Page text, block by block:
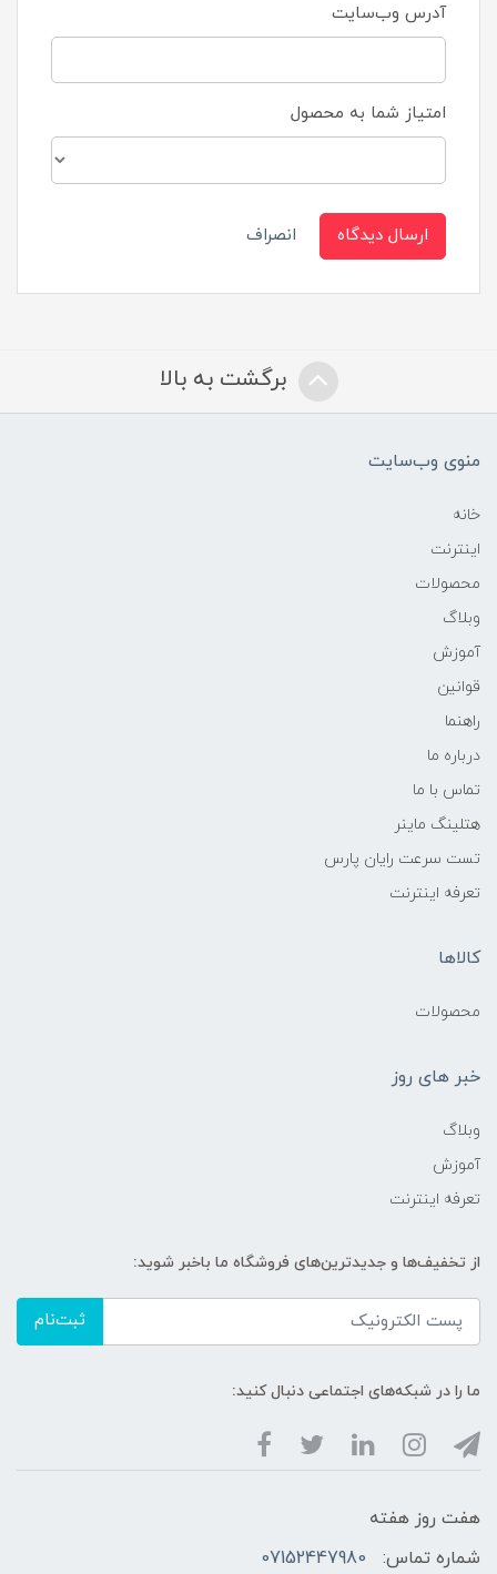
آدرس وب‌سایت
امتیاز شما به محصول
ارسال دیدگاه انصراف
برگشت به بالا
منوی وب‌سایت
خانه
اینترنت
محصولات
وبلاگ
آموزش
قوانین
راهنما
درباره ما
تماس با ما
هتلینگ ماینر
تست سرعت رایان پارس
تعرفه اینترنت
کالاها
محصولات
خبر های روز
وبلاگ
آموزش
تعرفه اینترنت
از تخفیف‌ها و جدیدترین‌های فروشگاه ما باخبر شوید:
ثبت‌نام
ما را در شبکه‌های اجتماعی دنبال کنید:
هفت روز هفته
شماره تماس:
07152447980